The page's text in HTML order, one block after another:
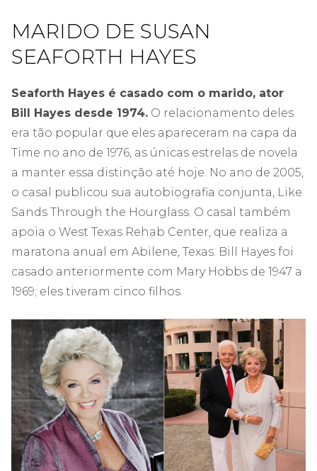
MARIDO DE SUSAN
SEAFORTH HAYES
Seaforth Hayes é casado com o marido, ator
Bill Hayes desde 1974. O relacionamento deles
era tão popular que eles apareceram na capa da
Time no ano de 1976, as únicas estrelas de novela
a manter essa distinção até hoje. No ano de 2005,
o casal publicou sua autobiografia conjunta, Like
Sands Through the Hourglass. O casal também
apoia o West Texas Rehab Center, que realiza a
maratona anual em Abilene, Texas. Bill Hayes foi
casado anteriormente com Mary Hobbs de 1947 a
1969; eles tiveram cinco filhos.